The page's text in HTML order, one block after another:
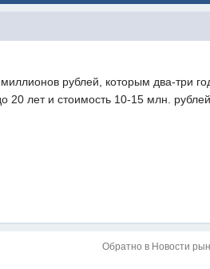
рублей, которым два-три
лет и стоимость 10-15 млн. рублей,
Обратно в Новости